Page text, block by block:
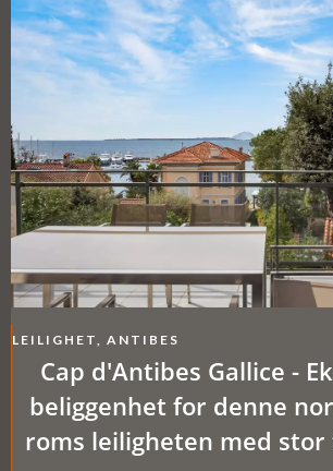
LEILIGHET, ANTIBES
Cap d'Antibes Gallice -
beliggenhet for denne
roms leiligheten med stor